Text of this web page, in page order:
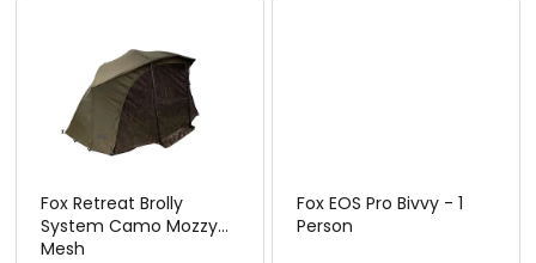
Fox Retreat Brolly
System Camo Mozzy
Mesh
Fox EOS Pro Bivvy - 1
Person